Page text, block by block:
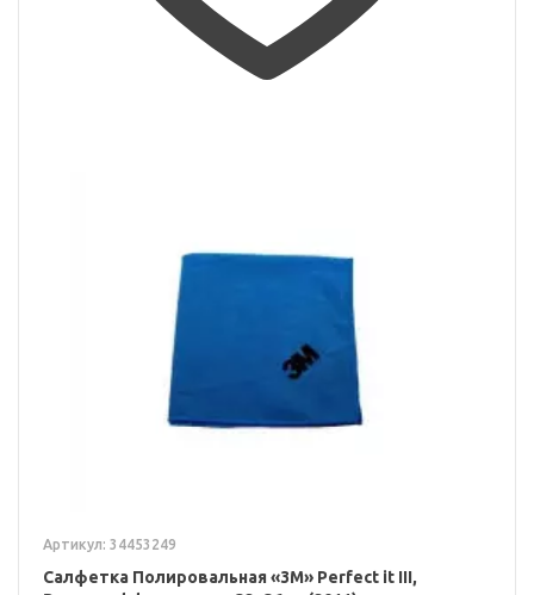
Артикул: 34453249
Салфетка Полировальная «3M» Perfect it III,